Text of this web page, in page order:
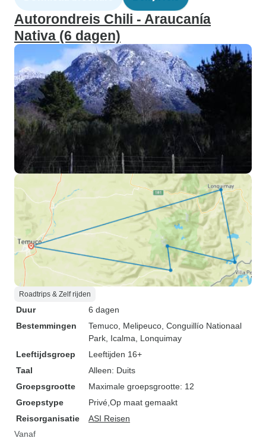
Autorondreis Chili - Araucanía
Nativa (6 dagen)
Roadtrips & Zelf rijden
Duur
6 dagen
Bestemmingen
Temuco , Melipeuco , Conguillío Nationaal
Park , Icalma , Lonquimay
Leeftijdsgroep
Leeftijden 16+
Taal
Alleen: Duits
Groepsgrootte
Maximale groepsgrootte: 12
Groepstype
Privé Op maat gemaakt
Reisorganisatie
ASI Reisen
Vanaf